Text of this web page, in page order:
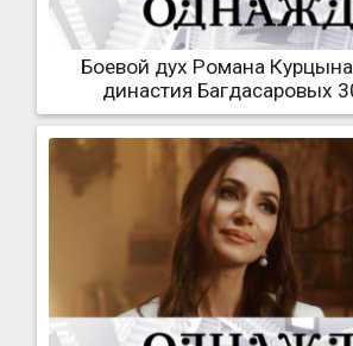
Боевой дух Романа
династия Багдасаровых